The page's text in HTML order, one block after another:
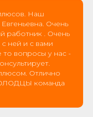
Наш
Очень
работник . Очень
ней и с вами
то вопросы у нас -
Отлично
команда